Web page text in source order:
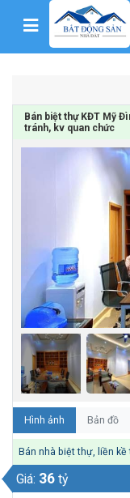
Skip to content
Bán biệt thự KĐT Mỹ
tránh, kv quan chức
Hình ảnh Bản đồ
Bán nhà biệt thự, liền kề
Giá: 36 tỷ